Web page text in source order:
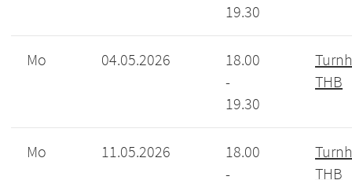
19.30
Mo 04.05.2026
18.00
-
19.30
THB
Mo 11.05.2026
18.00
-
THB